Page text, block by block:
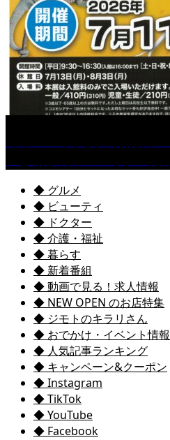
◆ グルメ
◆ ビューティ
◆ ドクター
◆ 介護・福祉
◆ 暮らす
◆ 新着番組
◆ 動画で見る！求人情報
◆ NEW OPEN のお店特集
◆ ジモトのキラリさん
◆ おでかけ・イベント情報
◆ 人気記事ランキング
◆ キャンペーン&クーポン
◆ Instagram
◆ TikTok
◆ YouTube
◆ Facebook